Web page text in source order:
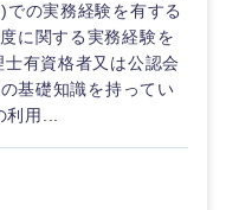
の実務経験を有する
に関する実務経験を
有資格者又は公認会
基礎知識を持ってい
用...